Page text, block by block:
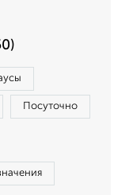
Посуточно